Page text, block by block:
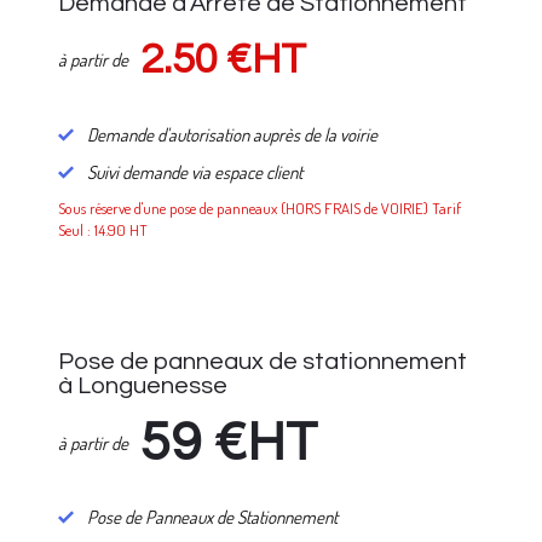
à partir de 2.50 €HT
Demande d'autorisation auprès de la voirie
Suivi demande via espace client
Sous réserve d'une pose de panneaux (HORS FRAIS de VOIRIE) Tarif
Seul : 14.90 HT
Pose de panneaux de stationnement
à Longuenesse
à partir de 59 €HT
Pose de Panneaux de Stationnement